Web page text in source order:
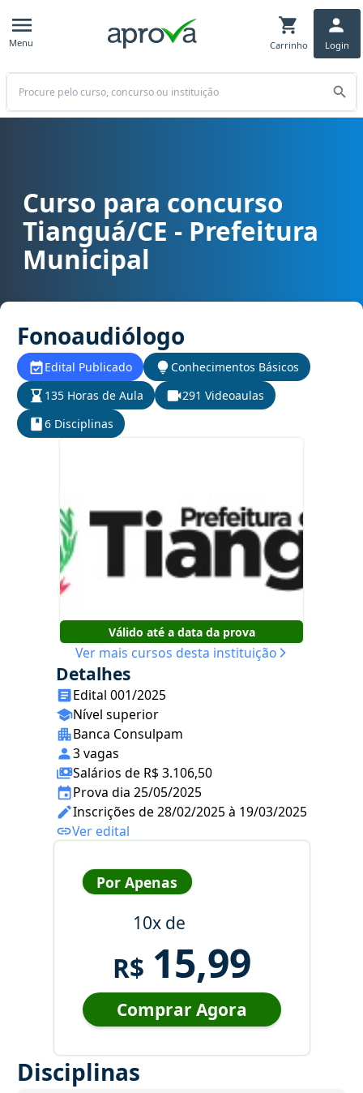
Menu Carrinho Login
Buscar
Curso para concurso Tianguá/CE - Prefeitura Municipal cargo
Curso para concurso
Tianguá/CE - Prefeitura
Municipal
Fonoaudiólogo
Edital Publicado
Conhecimentos Básicos
135 Horas de Aula
291 Videoaulas
6 Disciplinas
Válido até a data da prova
Ver mais cursos desta instituição
Detalhes
Edital 001/2025
Nível superior
Banca Consulpam
3 vagas
Salários de R$ 3.106,50
Prova dia 25/05/2025
Inscrições de 28/02/2025 à 19/03/2025
Ver edital
Por Apenas
10x de
R$ 15,99
Comprar Agora
Disciplinas